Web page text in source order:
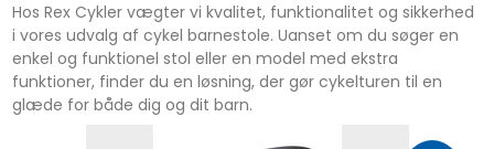
Hos Rex Cykler vægter vi kvalitet, funktionalitet og sikkerhed
i vores udvalg af cykel barnestole. Uanset om du søger en
enkel og funktionel stol eller en model med ekstra
funktioner, finder du en løsning, der gør cykelturen til en
glæde for både dig og dit barn.